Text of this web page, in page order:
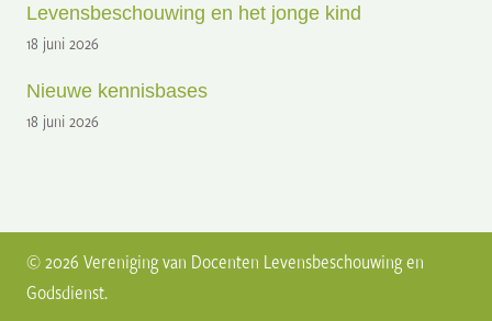
Levensbeschouwing en het jonge kind
18 juni 2026
Nieuwe kennisbases
18 juni 2026
© 2026 Vereniging van Docenten Levensbeschouwing en
Godsdienst.